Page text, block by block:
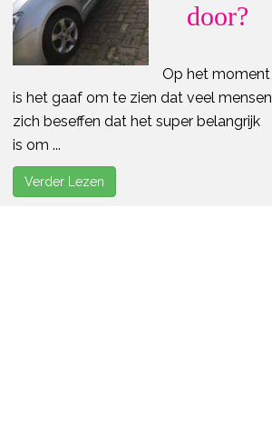
door?
Op het moment
is het gaaf om te zien dat veel mensen
zich beseffen dat het super belangrijk
is om ...
Verder Lezen